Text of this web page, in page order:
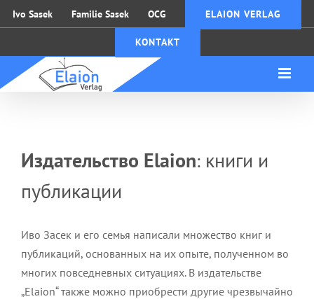
Zum
Inhalt
Ivo Sasek Familie Sasek OCG ELAION VERLAG
KONTAKT
Издательство Elaion: книги и
публикации
Иво Засек и его семья написали множество книг и
публикаций, основанных на их опыте, полученном во
многих повседневных ситуациях. В издательстве
„Elaion“ также можно приобрести другие чрезвычайно